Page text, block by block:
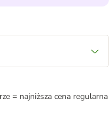
= najniższa cena regularna